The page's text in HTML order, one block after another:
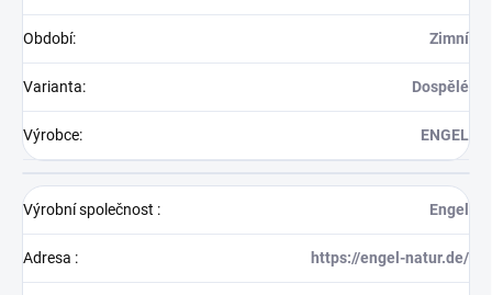
Období: Zimní
Varianta: Dospělé
Výrobce: ENGEL
Výrobní společnost : Engel
Adresa : https://engel-natur.de/